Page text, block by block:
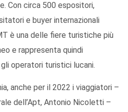
Con circa 500 espositori,
e buyer internazionali
è una delle fiere turistiche più
e rappresenta quindi
operatori turistici lucani.
anche per il 2022 i viaggiatori –
dell’Apt, Antonio Nicoletti –